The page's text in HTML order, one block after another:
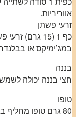
אווריריות.
זרעי פשתן
במג’ימיקס או
בננה
חצי בננה יכולה
טופו
80 גרם טופו מחליף ביצה אחת.